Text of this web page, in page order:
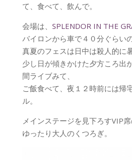
て、食べて、飲んで。
会場は、 SPLENDOR IN THE
バイロンから車で４０分ぐらい
真夏のフェスは日中は殺人的に
少し日が傾きかけた夕方ころ出
間ライブみて、
ご飯食べて、夜１２時前には帰
ル。
メインステージを見下ろすVIP
ゆったり大人のくつろぎ。